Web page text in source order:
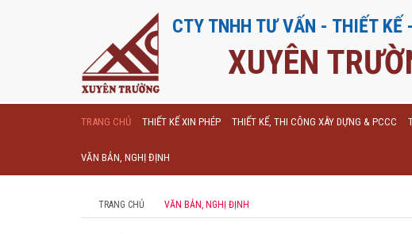
CTY TNHH TƯ VẤN - THIẾT KẾ
XUYÊN
TRANG CHỦ THIẾT KẾ XIN PHÉP THIẾT KẾ, THI CÔNG XÂY DỰNG & PCCC
VĂN BẢN, NGHỊ ĐỊNH
TRANG CHỦ VĂN BẢN, NGHỊ ĐỊNH